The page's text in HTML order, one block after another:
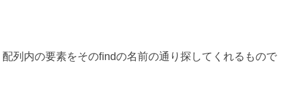
列内の要素をそのfindの名前の通り探してくれるもので